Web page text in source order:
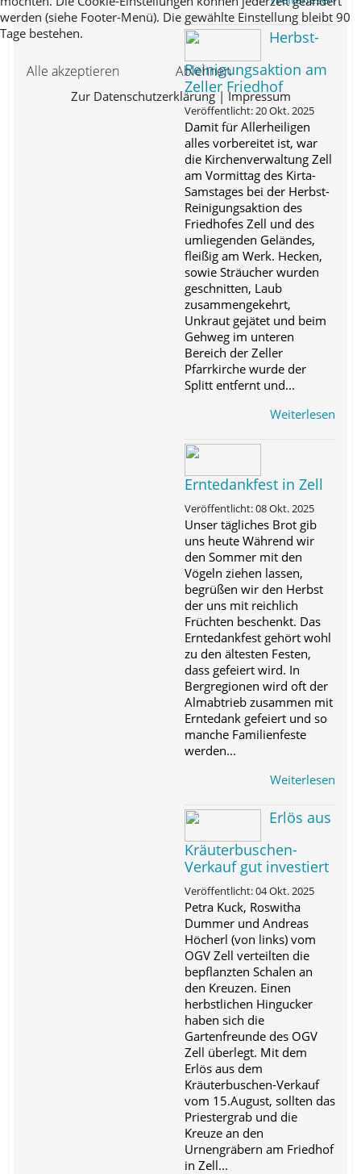
Herbst-
Reinigungsaktion am
Zeller Friedhof
Veröffentlicht: 20 Okt. 2025
Damit für Allerheiligen
alles vorbereitet ist, war
die Kirchenverwaltung Zell
am Vormittag des Kirta-
Samstages bei der Herbst-
Reinigungsaktion des
Friedhofes Zell und des
umliegenden Geländes,
fleißig am Werk. Hecken,
sowie Sträucher wurden
geschnitten, Laub
zusammengekehrt,
Unkraut gejätet und beim
Gehweg im unteren
Bereich der Zeller
Pfarrkirche wurde der
Splitt entfernt und...
Weiterlesen
Erntedankfest in Zell
Veröffentlicht: 08 Okt. 2025
Unser tägliches Brot gib
uns heute Während wir
den Sommer mit den
Vögeln ziehen lassen,
begrüßen wir den Herbst
der uns mit reichlich
Früchten beschenkt. Das
Erntedankfest gehört wohl
zu den ältesten Festen,
dass gefeiert wird. In
Bergregionen wird oft der
Almabtrieb zusammen mit
Erntedank gefeiert und so
manche Familienfeste
werden...
Weiterlesen
Erlös aus
Kräuterbuschen-
Verkauf gut investiert
Veröffentlicht: 04 Okt. 2025
Petra Kuck, Roswitha
Dummer und Andreas
Höcherl (von links) vom
OGV Zell verteilten die
bepflanzten Schalen an
den Kreuzen. Einen
herbstlichen Hingucker
haben sich die
Gartenfreunde des OGV
Zell überlegt. Mit dem
Erlös aus dem
Kräuterbuschen-Verkauf
vom 15.August, sollten das
Priestergrab und die
Kreuze an den
Urnengräbern am Friedhof
in Zell...
werden (siehe Footer-Menü). Die gewählte Einstellung bleibt 90
Tage bestehen.
Alle akzeptieren Ablehnen
Zur Datenschutzerklärung|Impressum